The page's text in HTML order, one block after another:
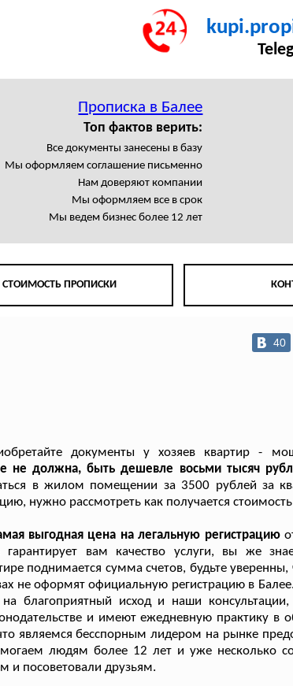
Прописка в Балее
Топ фактов верить:
Все документы занесены в базу
Мы оформляем соглашение письменно
Нам доверяют компании
Мы оформляем все в срок
Мы ведем бизнес более 12 лет
СТОИМОСТЬ ПРОПИСКИ
40
документы у хозяев квартир -
не должна, быть дешевле восьми тысяч
в жилом помещении за 3500 рублей за
нужно рассмотреть как получается
выгодная цена на легальную регистрацию
вам качество услуги, вы же
поднимается сумма счетов, будьте уверенны,
не оформят официальную регистрацию в
благоприятный исход и наши
и имеют ежедневную практику в
являемся бесспорным лидером на рынке
людям более 12 лет и уже несколько
и посоветовали друзьям.